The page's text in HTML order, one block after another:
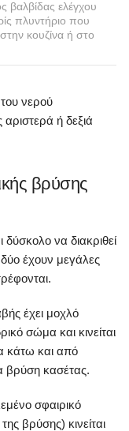
βαλβίδας ελέγχου
πλυντήριο που
στην κουζίνα ή στο
νερού
ή δεξιά
βρύσης
δύσκολο να διακριθεί
έχουν μεγάλες
έχει μοχλό
σώμα και κινείται
κάτω και από
βρύση κασέτας.
σφαιρικό
βρύσης) κινείται